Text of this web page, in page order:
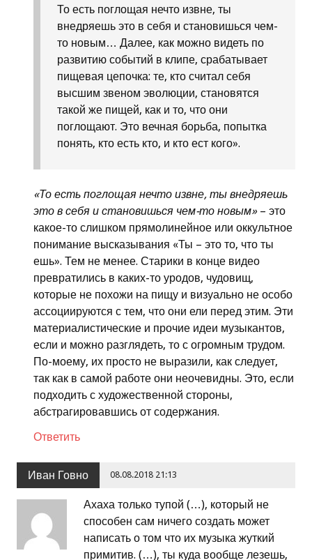
То есть поглощая нечто извне, ты
внедряешь это в себя и становишься чем-
то новым… Далее, как можно видеть по
развитию событий в клипе, срабатывает
пищевая цепочка: те, кто считал себя
высшим звеном эволюции, становятся
такой же пищей, как и то, что они
поглощают. Это вечная борьба, попытка
понять, кто есть кто, и кто ест кого».
«То есть поглощая нечто извне, ты внедряешь
это в себя и становишься чем-то новым»– это
какое-то слишком прямолинейное или оккультное
понимание высказывания «Ты – это то, что ты
ешь». Тем не менее. Старики в конце видео
превратились в каких-то уродов, чудовищ,
которые не похожи на пищу и визуально не особо
ассоциируются с тем, что они ели перед этим. Эти
материалистические и прочие идеи музыкантов,
если и можно разглядеть, то с огромным трудом.
По-моему, их просто не выразили, как следует,
так как в самой работе они неочевидны. Это, если
подходить с художественной стороны,
абстрагировавшись от содержания.
Ответить
Иван Говно 08.08.2018 21:13
Ахаха только тупой (…), который не
способен сам ничего создать может
написать о том что их музыка жуткий
примитив. (…), ты куда вообще лезешь,